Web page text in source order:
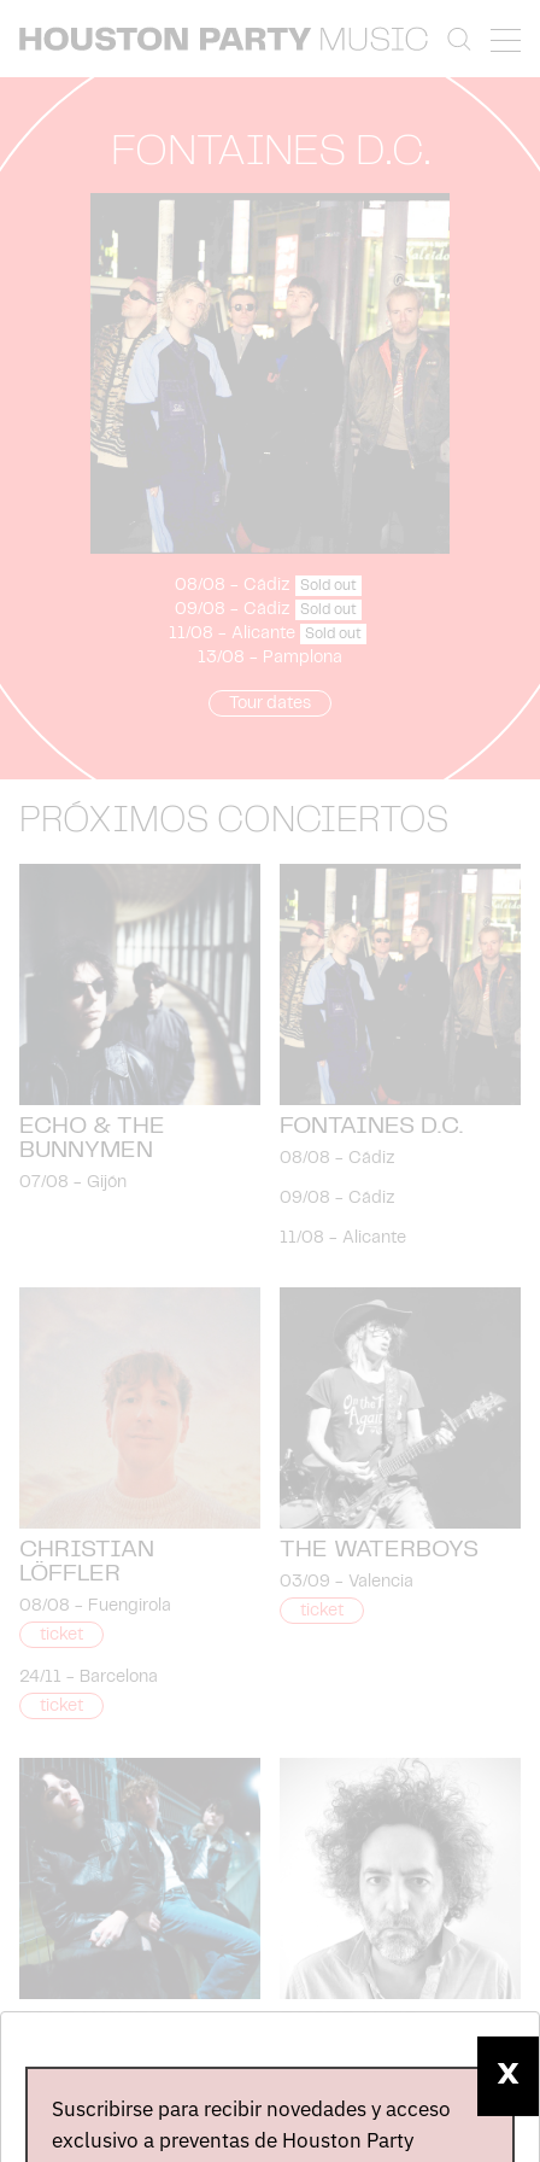
FONTAINES D.C.
08/08 - Cádiz Sold out
09/08 - Cádiz Sold out
11/08 - Alicante Sold out
13/08 - Pamplona
Tour dates
PRÓXIMOS CONCIERTOS
ECHO & THE
BUNNYMEN
07/08 - Gijón
FONTAINES D.C.
08/08 - Cádiz
09/08 - Cádiz
11/08 - Alicante
CHRISTIAN
LÖFFLER
ticket
08/08 - Fuengirola
ticket
24/11 - Barcelona
THE WATERBOYS
ticket
03/09 - Valencia
PALE WAVES DESTROYER
ticket
Barcelona
X
Suscribirse para recibir novedades y acceso
exclusivo a preventas de Houston Party